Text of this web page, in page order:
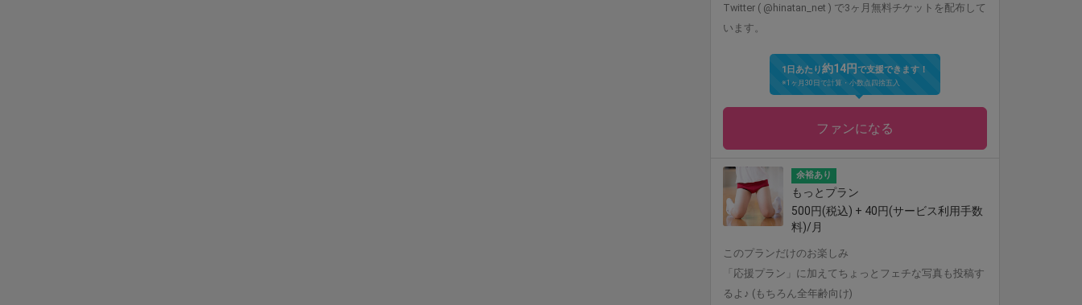
Twitter ( @hinatan_net ) で3ヶ月無料チケットを配布して
います。
1日あたり約14円 で支援できます！
※1ヶ月30日で計算・小数点四捨五入
ファンになる
余裕あり
もっとプラン
500円(税込) + 40円(サービス利用手数
料)/月
このプランだけのお楽しみ
「応援プラン」に加えてちょっとフェチな写真も投稿す
るよ♪ (もちろん全年齢向け)